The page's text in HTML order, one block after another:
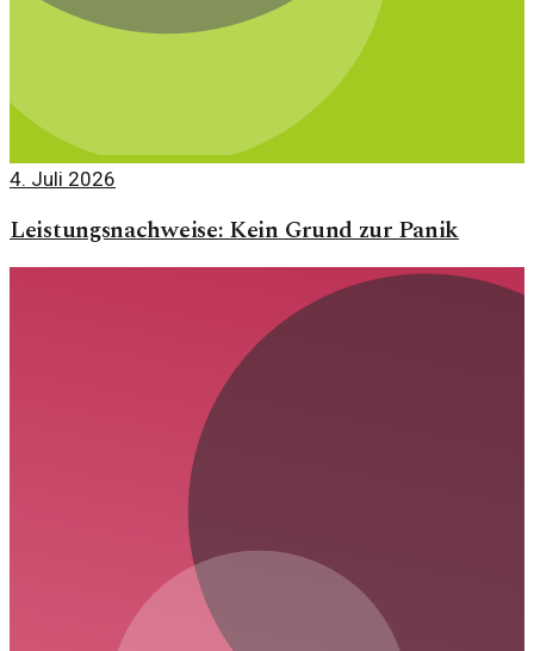
4. Juli 2026
Leistungsnachweise: Kein Grund zur Panik